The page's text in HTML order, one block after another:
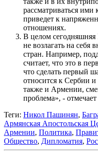
рассматриваться
приведет к
отношениях.
В целом сегодняшняя
не возлагать на себя
стран. Например,
считает, что это в
что сделать первый
относится к Сербии и
также и Армении,
проблема», -
Теги: Никол Пашинян,
Армянская Апостольская
Армении, Политика,
Общество, Дипломатия,